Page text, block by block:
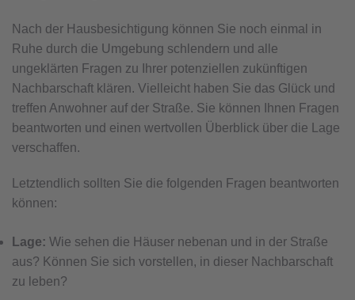
Nach der Hausbesichtigung können Sie noch einmal in
Ruhe durch die Umgebung schlendern und alle
ungeklärten Fragen zu Ihrer potenziellen zukünftigen
Nachbarschaft klären. Vielleicht haben Sie das Glück und
treffen Anwohner auf der Straße. Sie können Ihnen Fragen
beantworten und einen wertvollen Überblick über die Lage
verschaffen.
Letztendlich sollten Sie die folgenden Fragen beantworten
können:
Lage: Wie sehen die Häuser nebenan und in der Straße
aus? Können Sie sich vorstellen, in dieser Nachbarschaft
zu leben?